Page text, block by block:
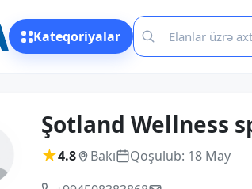
Kateqoriyalar
Şotland Wellness
★4.8 Bakı
Qoşulub: 18 May